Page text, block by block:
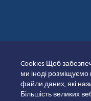
Cookies Щоб
ми іноді
файли даних, які
Більшість великих